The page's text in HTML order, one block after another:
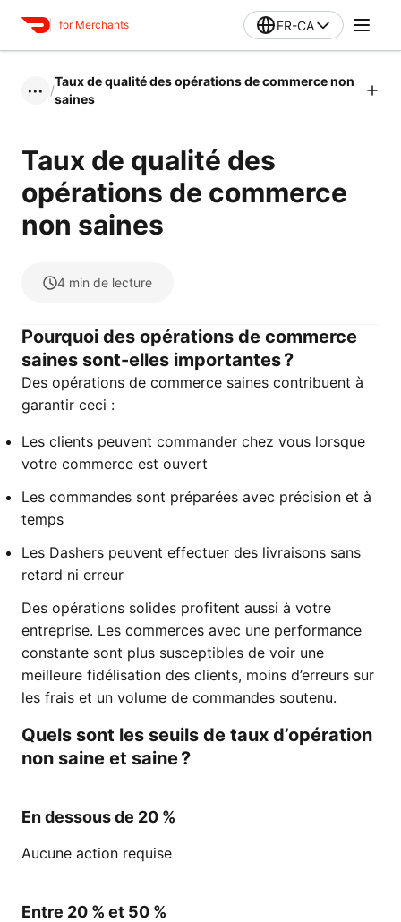
for Merchants FR-CA
••• /
Taux de qualité des opérations de commerce non
saines
Taux de qualité des
opérations de commerce
non saines
4 min de lecture
Pourquoi des opérations de commerce
saines sont-elles importantes ?
Des opérations de commerce saines contribuent à
garantir ceci :
Les clients peuvent commander chez vous lorsque
votre commerce est ouvert
Les commandes sont préparées avec précision et à
temps
Les Dashers peuvent effectuer des livraisons sans
retard ni erreur
Des opérations solides profitent aussi à votre
entreprise. Les commerces avec une performance
constante sont plus susceptibles de voir une
meilleure fidélisation des clients, moins d’erreurs sur
les frais et un volume de commandes soutenu.
Quels sont les seuils de taux d’opération
non saine et saine ?
En dessous de 20 %
Aucune action requise
Entre 20 % et 50 %